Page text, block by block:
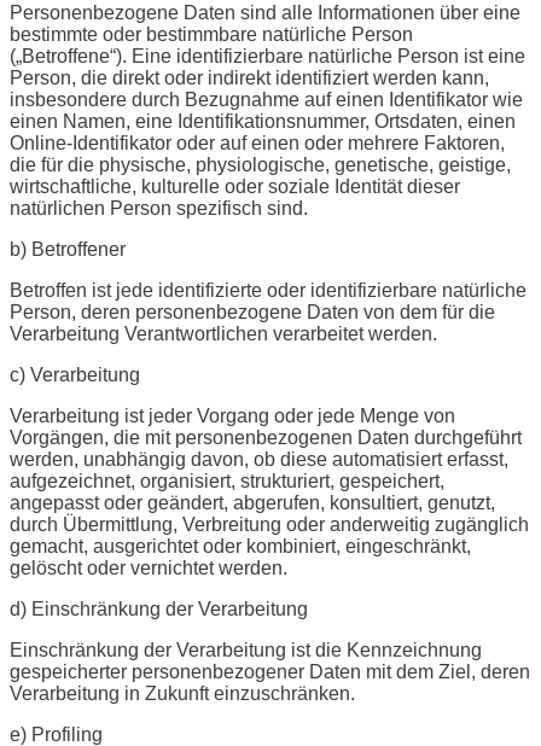
Personenbezogene Daten sind alle Informationen über eine
bestimmte oder bestimmbare natürliche Person
(„Betroffene“). Eine identifizierbare natürliche Person ist eine
Person, die direkt oder indirekt identifiziert werden kann,
insbesondere durch Bezugnahme auf einen Identifikator wie
einen Namen, eine Identifikationsnummer, Ortsdaten, einen
Online-Identifikator oder auf einen oder mehrere Faktoren,
die für die physische, physiologische, genetische, geistige,
wirtschaftliche, kulturelle oder soziale Identität dieser
natürlichen Person spezifisch sind.
b) Betroffener
Betroffen ist jede identifizierte oder identifizierbare natürliche
Person, deren personenbezogene Daten von dem für die
Verarbeitung Verantwortlichen verarbeitet werden.
c) Verarbeitung
Verarbeitung ist jeder Vorgang oder jede Menge von
Vorgängen, die mit personenbezogenen Daten durchgeführt
werden, unabhängig davon, ob diese automatisiert erfasst,
aufgezeichnet, organisiert, strukturiert, gespeichert,
angepasst oder geändert, abgerufen, konsultiert, genutzt,
durch Übermittlung, Verbreitung oder anderweitig zugänglich
gemacht, ausgerichtet oder kombiniert, eingeschränkt,
gelöscht oder vernichtet werden.
d) Einschränkung der Verarbeitung
Einschränkung der Verarbeitung ist die Kennzeichnung
gespeicherter personenbezogener Daten mit dem Ziel, deren
Verarbeitung in Zukunft einzuschränken.
e) Profiling